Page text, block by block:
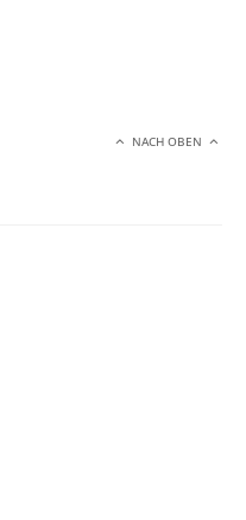
NACH OBEN